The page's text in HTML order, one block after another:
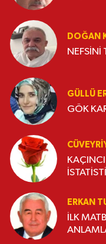
DOĞAN
NEFSİNİ
GÜLLÜ
GÖK
KAÇINCI BOYUTUNDASIN
ERKAN
İLK